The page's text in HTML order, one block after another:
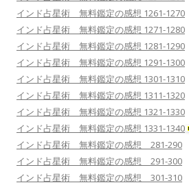
インド占星術 無料鑑定の感想 1261-1270
インド占星術 無料鑑定の感想 1271-1280
インド占星術 無料鑑定の感想 1281-1290
インド占星術 無料鑑定の感想 1291-1300
インド占星術 無料鑑定の感想 1301-1310
インド占星術 無料鑑定の感想 1311-1320
インド占星術 無料鑑定の感想 1321-1330
インド占星術 無料鑑定の感想 1331-1340
インド占星術 無料鑑定の感想 281-290
インド占星術 無料鑑定の感想 291-300
インド占星術 無料鑑定の感想 301-310